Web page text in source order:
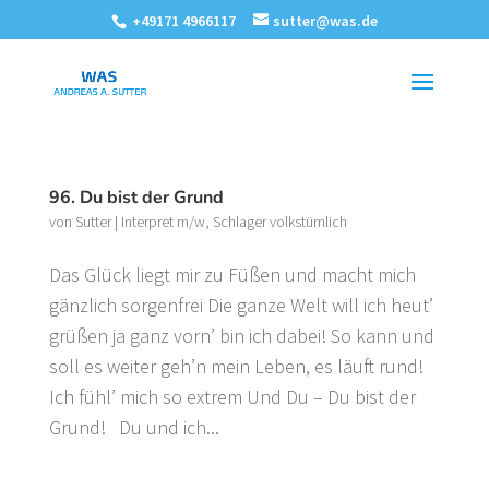
+49171 4966117 sutter@was.de
96. Du bist der Grund
von Sutter| Interpret m/w, Schlager volkstümlich
Das Glück liegt mir zu Füßen und macht mich
gänzlich sorgenfrei Die ganze Welt will ich heut’
grüßen ja ganz vorn’ bin ich dabei! So kann und
soll es weiter geh’n mein Leben, es läuft rund!
Ich fühl’ mich so extrem Und Du – Du bist der
Grund! Du und ich...